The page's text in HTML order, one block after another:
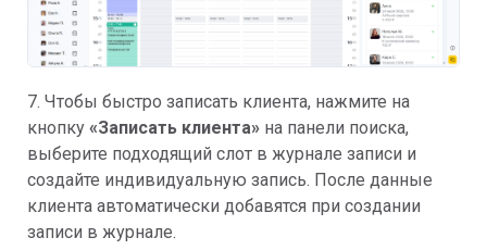
7. Чтобы быстро записать клиента, нажмите на
кнопку «Записать клиента» на панели поиска,
выберите подходящий слот в журнале записи и
создайте индивидуальную запись. После данные
клиента автоматически добавятся при создании
записи в журнале.